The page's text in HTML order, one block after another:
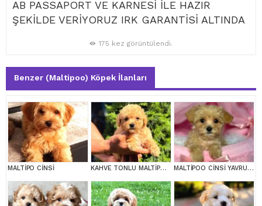
AB PASSAPORT VE KARNESİ İLE HAZIR
ŞEKİLDE VERİYORUZ IRK GARANTİSİ ALTINDA
175 kez görüntülendi.
Benzer (Maltipoo) Köpek İlanları
MALTİPO CİNSİ KAHVE TONLU MALTİPOO CİNSİ YAVRULAR MALTİPOO CİNSİ YAVRULAR EV ÜRETİMİ